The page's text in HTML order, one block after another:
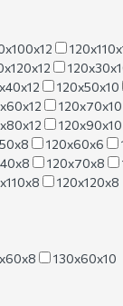
120х50х10
120х70х10
120х90х10
120х60х6
120х70х8
120х120х8
130х60х10